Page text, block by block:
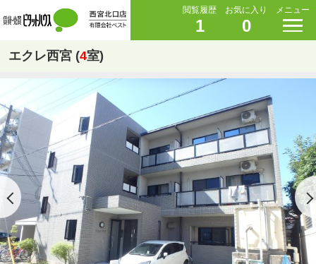
閲覧履歴
1
お気に入り
0
メニュー
エクレ西宮 (4室)